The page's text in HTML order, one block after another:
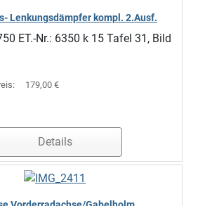
Lenkungsdämpfer kompl. 2.Ausf.
ET.-Nr.: 6350 k 15 Tafel 31, Bild
179,00 €
Details